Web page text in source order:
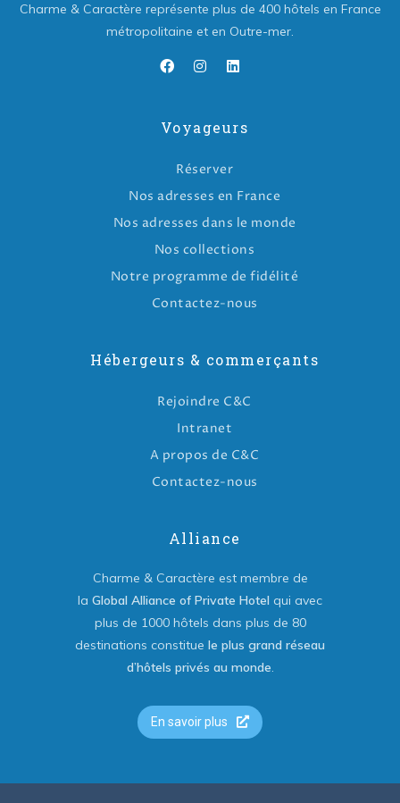
Charme & Caractère représente plus de 400 hôtels en France
métropolitaine et en Outre-mer.
Voyageurs
Réserver
Nos adresses en France
Nos adresses dans le monde
Nos collections
Notre programme de fidélité
Contactez-nous
Hébergeurs & commerçants
Rejoindre C&C
Intranet
A propos de C&C
Contactez-nous
Alliance
Charme & Caractère est membre de
la Global Alliance of Private Hotel qui avec
plus de 1000 hôtels dans plus de 80
destinations constitue le plus grand réseau
d’hôtels privés au monde.
En savoir plus